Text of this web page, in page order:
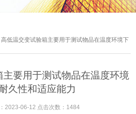
高低温交变试验箱主要用于测试物品在温度环境下
主要用于测试物品在温度环境
久性和适应能力
2023-06-12 点击次数：1484